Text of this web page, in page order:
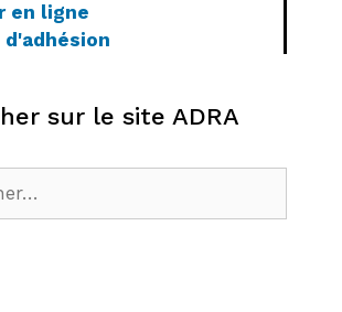
en ligne
sur le site ADRA